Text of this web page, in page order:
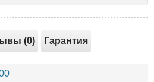
(0) Гарантия